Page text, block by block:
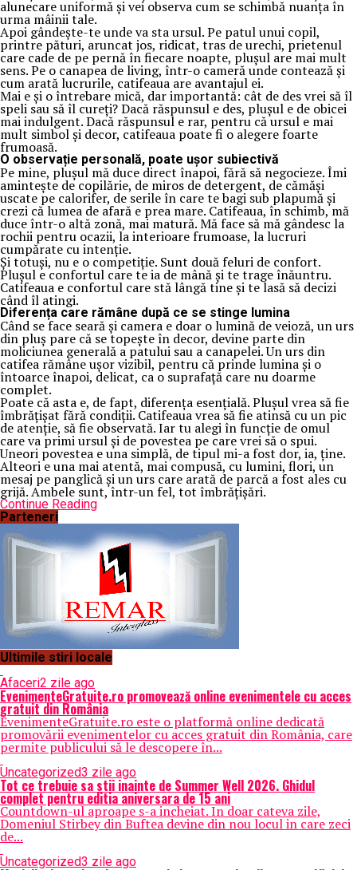
alunecare uniformă și vei observa cum se schimbă nuanța în
urma mâinii tale.
Apoi gândește-te unde va sta ursul. Pe patul unui copil,
printre pături, aruncat jos, ridicat, tras de urechi, prietenul
care cade de pe pernă în fiecare noapte, plușul are mai mult
sens. Pe o canapea de living, într-o cameră unde contează și
cum arată lucrurile, catifeaua are avantajul ei.
Mai e și o întrebare mică, dar importantă: cât de des vrei să îl
speli sau să îl cureți? Dacă răspunsul e des, plușul e de obicei
mai indulgent. Dacă răspunsul e rar, pentru că ursul e mai
mult simbol și decor, catifeaua poate fi o alegere foarte
frumoasă.
O observație personală, poate ușor subiectivă
Pe mine, plușul mă duce direct înapoi, fără să negocieze. Îmi
amintește de copilărie, de miros de detergent, de cămăși
uscate pe calorifer, de serile în care te bagi sub plapumă și
crezi că lumea de afară e prea mare. Catifeaua, în schimb, mă
duce într-o altă zonă, mai matură. Mă face să mă gândesc la
rochii pentru ocazii, la interioare frumoase, la lucruri
cumpărate cu intenție.
Și totuși, nu e o competiție. Sunt două feluri de confort.
Plușul e confortul care te ia de mână și te trage înăuntru.
Catifeaua e confortul care stă lângă tine și te lasă să decizi
când îl atingi.
Diferența care rămâne după ce se stinge lumina
Când se face seară și camera e doar o lumină de veioză, un urs
din pluș pare că se topește în decor, devine parte din
moliciunea generală a patului sau a canapelei. Un urs din
catifea rămâne ușor vizibil, pentru că prinde lumina și o
întoarce înapoi, delicat, ca o suprafață care nu doarme
complet.
Poate că asta e, de fapt, diferența esențială. Plușul vrea să fie
îmbrățișat fără condiții. Catifeaua vrea să fie atinsă cu un pic
de atenție, să fie observată. Iar tu alegi în funcție de omul
care va primi ursul și de povestea pe care vrei să o spui.
Uneori povestea e una simplă, de tipul mi-a fost dor, ia, ține.
Alteori e una mai atentă, mai compusă, cu lumini, flori, un
mesaj pe panglică și un urs care arată de parcă a fost ales cu
grijă. Ambele sunt, într-un fel, tot îmbrățișări.
Continue Reading
Parteneri
Ultimile stiri locale
Afaceri2 zile ago
EvenimenteGratuite.ro promovează online evenimentele cu acces
gratuit din România
EvenimenteGratuite.ro este o platformă online dedicată
promovării evenimentelor cu acces gratuit din România, care
permite publicului să le descopere în...
Uncategorized3 zile ago
Tot ce trebuie sa stii inainte de Summer Well 2026. Ghidul
complet pentru editia aniversara de 15 ani
Countdown-ul aproape s-a incheiat. In doar cateva zile,
Domeniul Stirbey din Buftea devine din nou locul in care zeci
de...
Uncategorized3 zile ago